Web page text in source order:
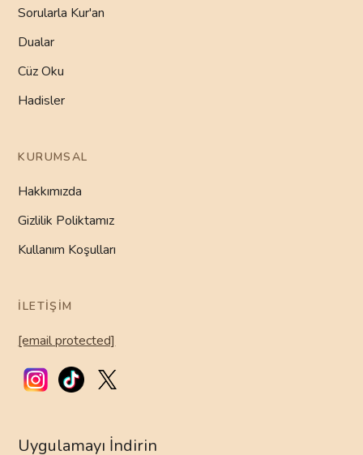
Sorularla Kur'an
Dualar
Cüz Oku
Hadisler
KURUMSAL
Hakkımızda
Gizlilik Poliktamız
Kullanım Koşulları
İLETIŞIM
[email protected]
Uygulamayı İndirin